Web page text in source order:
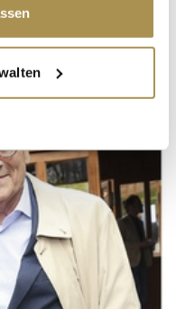
Lage
Meter genau sein
identifizieren
persönlichen Daten
Ihre Präferenzen im
und Anzeigen zu
Medien anbieten